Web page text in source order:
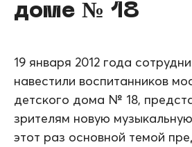
доме № 18
19 января 2012 года
навестили воспитанников
детского дома № 18,
зрителям новую
этот раз основной темой